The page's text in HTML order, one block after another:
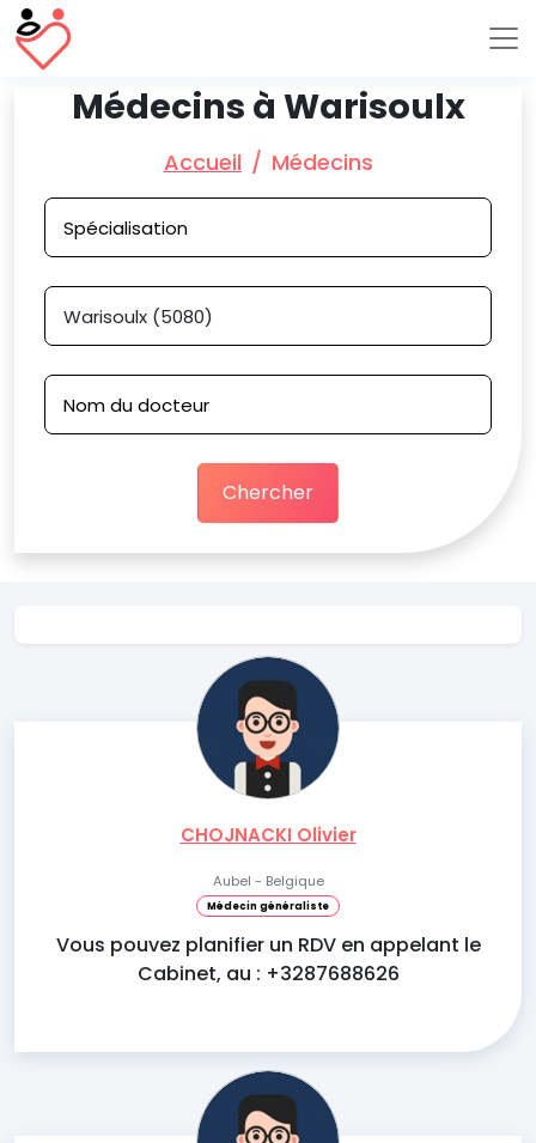
Médecins à Warisoulx
Accueil Médecins
Chercher
CHOJNACKI Olivier
Aubel - Belgique
Médecin généraliste
Vous pouvez planifier un RDV en appelant le
Cabinet, au : +3287688626